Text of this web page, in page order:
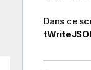
Dans ce